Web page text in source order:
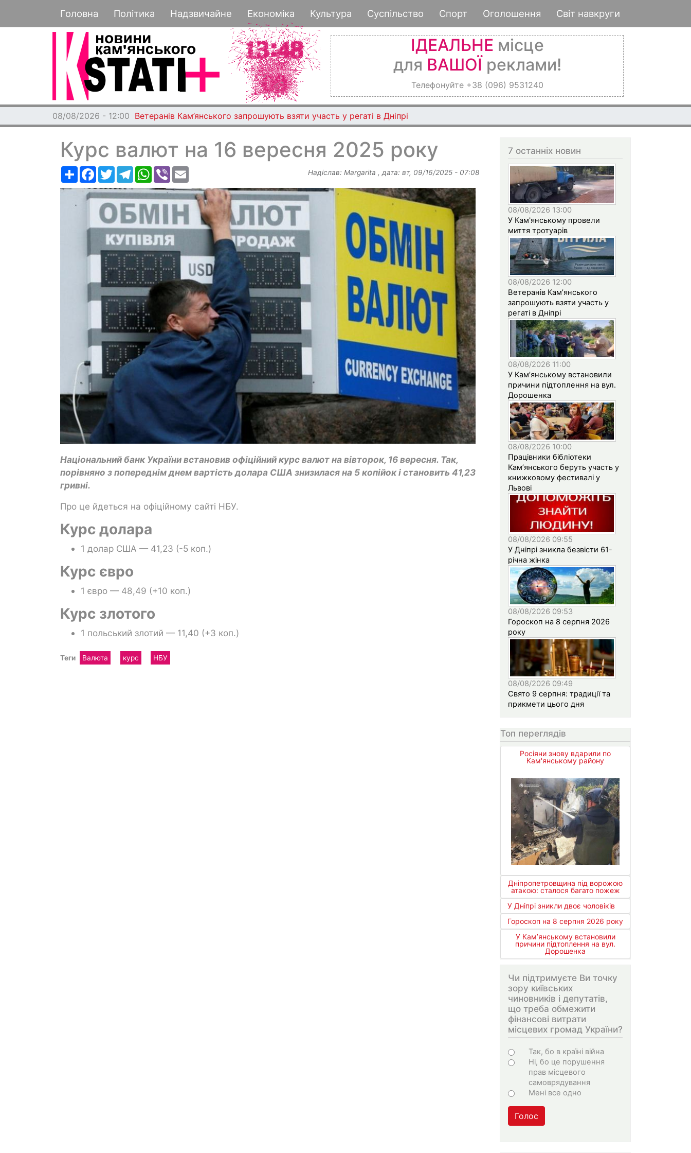
до
основного
Основная навигация
Головна Політика Надзвичайне Економіка Культура Суспільство Спорт Оголошення Світ навкруги
ІДЕАЛЬНЕ місце
для ВАШОЇ реклами!
Телефонуйте +38 (096) 9531240
08/08/2026 - 12:00 Ветеранів Кам’янського запрошують взяти участь у регаті в Дніпрі
Курс валют на 16 вересня 2025 року
РесурсFacebook
TwitterTelegramWhatsApp
Viber Надіслав: Margarita , дата: вт, 09/16/2025 - 07:08
Національний банк України встановив офіційний курс валют на вівторок, 16 вересня. Так,
порівняно з попереднім днем вартість долара США знизилася на 5 копійок і становить 41,23
гривні.
Про це йдеться на офіційному сайті НБУ.
Курс долара
1 долар США — 41,23 (-5 коп.)
Курс євро
1 євро — 48,49 (+10 коп.)
Курс злотого
1 польський злотий — 11,40 (+3 коп.)
Теги Валюта курс НБУ
7 останніх новин
08/08/2026 13:00
У Кам'янському провели
миття тротуарів
08/08/2026 12:00
Ветеранів Кам’янського
запрошують взяти участь у
регаті в Дніпрі
08/08/2026 11:00
У Кам’янському встановили
причини підтоплення на вул.
Дорошенка
08/08/2026 10:00
Працівники бібліотеки
Кам’янського беруть участь у
книжковому фестивалі у
Львові
08/08/2026 09:55
У Дніпрі зникла безвісти 61-
річна жінка
08/08/2026 09:53
Гороскоп на 8 серпня 2026
року
08/08/2026 09:49
Свято 9 серпня: традиції та
прикмети цього дня
Топ переглядів
Росіяни знову вдарили по
Кам'янському району
Дніпропетровщина під ворожою
атакою: сталося багато пожеж
У Дніпрі зникли двоє чоловіків
Гороскоп на 8 серпня 2026 року
У Кам’янському встановили
причини підтоплення на вул.
Дорошенка
Чи підтримуєте Ви точку
зору київських
чиновників і депутатів,
що треба обмежити
фінансові витрати
місцевих громад України?
Варіанти
Так, бо в країні війна
Ні, бо це порушення
прав місцевого
самоврядування
Мені все одно
Голос